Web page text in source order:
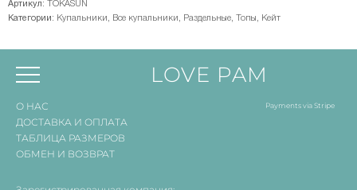
Артикул:
TOKASUN
Категории: Купальники Все купальники Раздельные Топы Кейт
LOVE PAM
О НАС
ДОСТАВКА И ОПЛАТА
ТАБЛИЦА РАЗМЕРОВ
ОБМЕН И ВОЗВРАТ
Payments via Stripe